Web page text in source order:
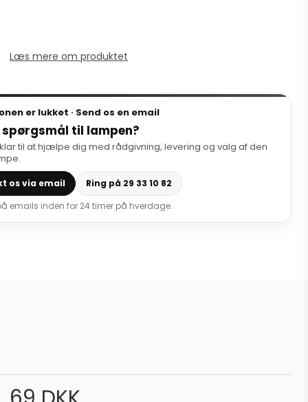
Læs mere om produktet
er lukket · Send os en email
spørgsmål til lampen?
til at hjælpe dig med rådgivning, levering og valg af den
os via email
Ring på 29 33 10 82
emails inden for 24 timer på hverdage.